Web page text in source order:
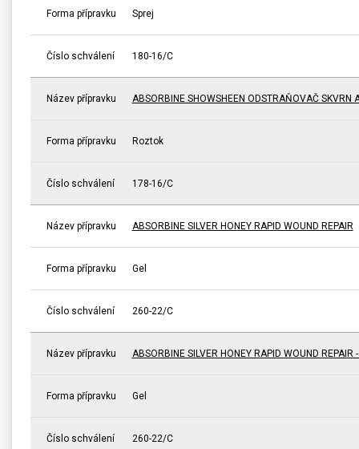
Forma přípravku Sprej
Číslo schválení 180-16/C
Název přípravku ABSORBINE SHOWSHEEN ODSTRAŇOVAČ SKVRN
Forma přípravku Roztok
Číslo schválení 178-16/C
Název přípravku ABSORBINE SILVER HONEY RAPID WOUND REPAIR
Forma přípravku Gel
Číslo schválení 260-22/C
Název přípravku ABSORBINE SILVER HONEY RAPID WOUND REPAIR
Forma přípravku Gel
Číslo schválení 260-22/C